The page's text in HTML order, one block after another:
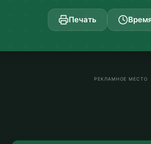
Печать
РЕКЛАМНОЕ МЕСТО